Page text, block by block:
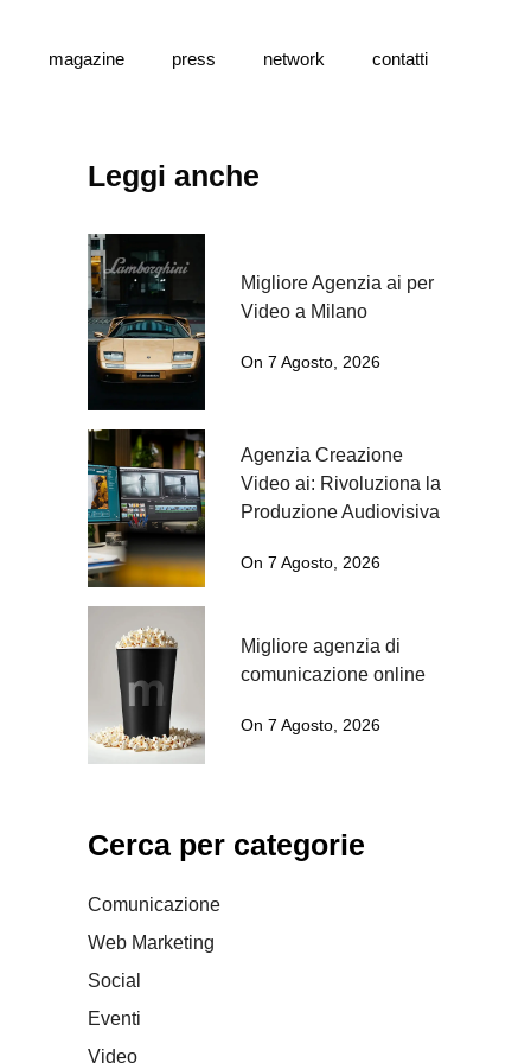
magazine press network contatti
Leggi anche
Migliore Agenzia ai per
Video a Milano
On 7 Agosto, 2026
Agenzia Creazione
Video ai: Rivoluziona la
Produzione Audiovisiva
On 7 Agosto, 2026
Migliore agenzia di
comunicazione online
On 7 Agosto, 2026
Cerca per categorie
Comunicazione
Web Marketing
Social
Eventi
Video